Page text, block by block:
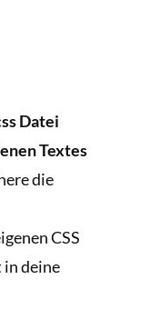
Datei
Textes
die
CSS
deine